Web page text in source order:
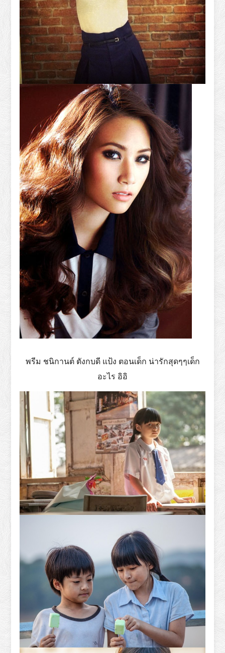
พรีม ชนิกานต์ ตังกบดี แป้ง ตอนเด็ก น่ารักสุดๆๆเด็ก
อะไร อิอิ